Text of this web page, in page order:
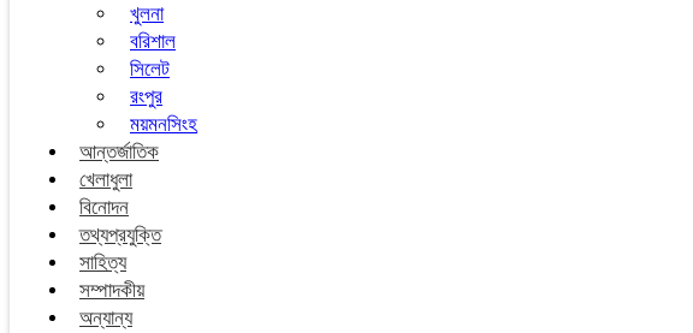
খুলনা
বরিশাল
সিলেট
রংপুর
ময়মনসিংহ
আন্তর্জাতিক
খেলাধুলা
বিনোদন
তথ্যপ্রযুক্তি
সাহিত্য
সম্পাদকীয়
অন্যান্য